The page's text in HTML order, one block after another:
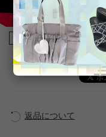
商品番号 2042507-
返品について